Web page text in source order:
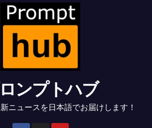
ンプトハブ
ニュースを日本語でお届けします！